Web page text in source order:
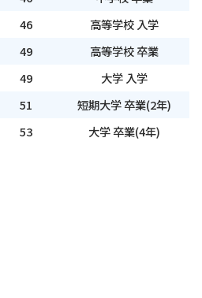
46 高等学校 入学
49 高等学校 卒業
49 大学 入学
51 短期大学 卒業(2年)
53 大学 卒業(4年)